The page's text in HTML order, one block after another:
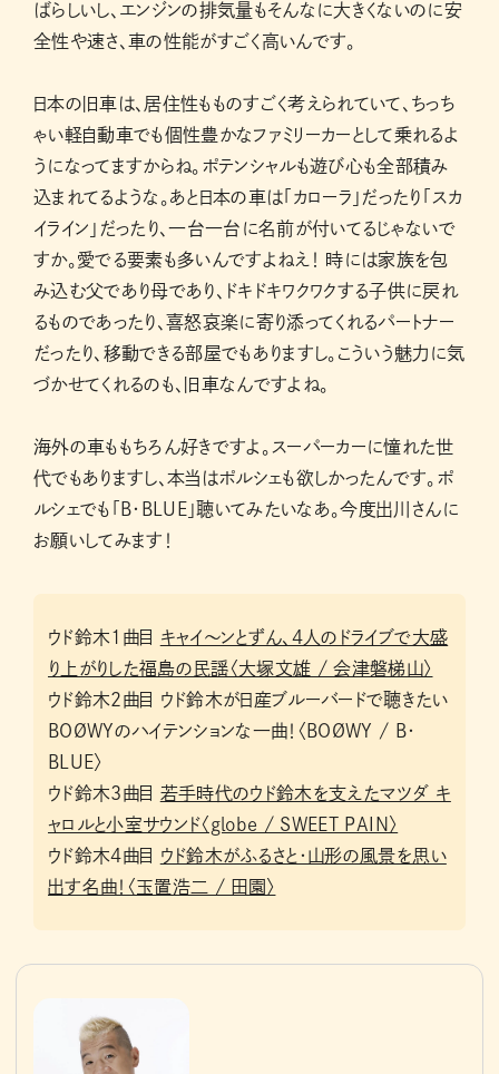
ばらしいし、エンジンの排気量もそんなに大きくないのに安
全性や速さ、車の性能がすごく高いんです。
日本の旧車は、居住性もものすごく考えられていて、ちっち
ゃい軽自動車でも個性豊かなファミリーカーとして乗れるよ
うになってますからね。ポテンシャルも遊び心も全部積み
込まれてるような。あと日本の車は「カローラ」だったり「スカ
イライン」だったり、一台一台に名前が付いてるじゃないで
すか。愛でる要素も多いんですよねえ！ 時には家族を包
み込む父であり母であり、ドキドキワクワクする子供に戻れ
るものであったり、喜怒哀楽に寄り添ってくれるパートナー
だったり、移動できる部屋でもありますし。こういう魅力に気
づかせてくれるのも、旧車なんですよね。
海外の車ももちろん好きですよ。スーパーカーに憧れた世
代でもありますし、本当はポルシェも欲しかったんです。ポ
ルシェでも「B・BLUE」聴いてみたいなあ。今度出川さんに
お願いしてみます！
ウド鈴木1曲目 キャイ～ンとずん、4人のドライブで大盛
り上がりした福島の民謡〈大塚文雄 / 会津磐梯山〉
ウド鈴木2曲目 ウド鈴木が日産ブルーバードで聴きたい
BOØWYのハイテンションな一曲！〈BOØWY / B・
BLUE〉
ウド鈴木3曲目 若手時代のウド鈴木を支えたマツダ キ
ャロルと小室サウンド〈globe / SWEET PAIN〉
ウド鈴木4曲目 ウド鈴木がふるさと・山形の風景を思い
出す名曲！〈玉置浩二 / 田園〉